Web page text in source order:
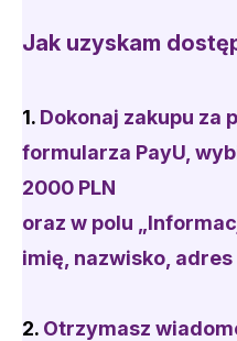
Jak uzyskam
1. Dokonaj zakupu za
formularza PayU ,
2000 PLN
oraz w polu
imię, nazwisko,
2. Otrzymasz